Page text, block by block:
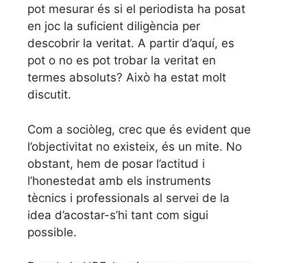
pot mesurar és si el periodista ha posat
en joc la suficient diligència per
descobrir la veritat. A partir d’aquí, es
pot o no es pot trobar la veritat en
termes absoluts? Això ha estat molt
discutit.
Com a sociòleg, crec que és evident que
l’objectivitat no existeix, és un mite. No
obstant, hem de posar l’actitud i
l’honestedat amb els instruments
tècnics i professionals al servei de la
idea d’acostar-s’hi tant com sigui
possible.